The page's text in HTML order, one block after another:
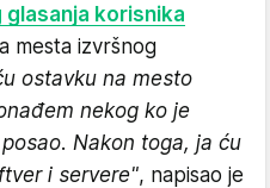
glasanja korisnika
mesta izvršnog
ostavku na mesto
nekog ko je
Nakon toga, ja ću
i servere", napisao je